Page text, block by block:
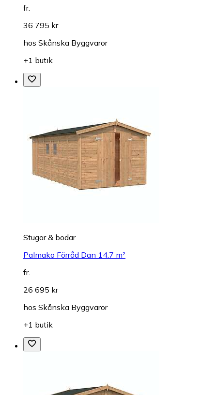
fr.
36 795 kr
hos Skånska Byggvaror
+1 butik
Stugor & bodar
Palmako Förråd Dan 14.7 m²
fr.
26 695 kr
hos Skånska Byggvaror
+1 butik